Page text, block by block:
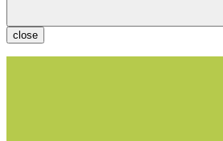
close